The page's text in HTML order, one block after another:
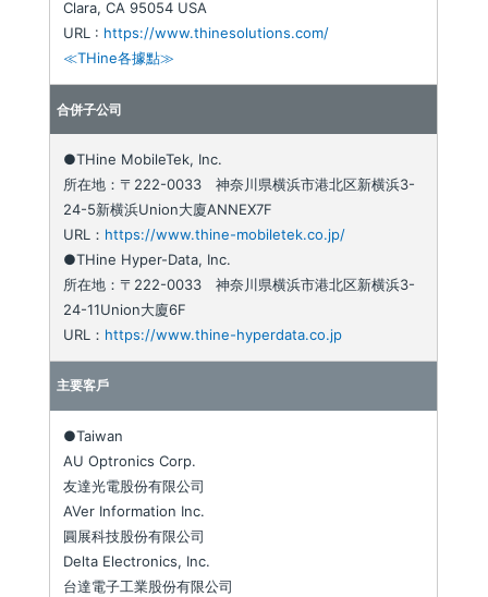
Clara, CA 95054 USA
URL : https://www.thinesolutions.com/
≪THine各據點≫
合併子公司
●THine MobileTek, Inc.
所在地：〒222-0033 神奈川県横浜市港北区新横浜3-
24-5新横浜Union大廈ANNEX7F
URL： https://www.thine-mobiletek.co.jp/
●THine Hyper-Data, Inc.
所在地：〒222-0033 神奈川県横浜市港北区新横浜3-
24-11Union大廈6F
URL： https://www.thine-hyperdata.co.jp
主要客戶
●Taiwan
AU Optronics Corp.
友達光電股份有限公司
AVer Information Inc.
圓展科技股份有限公司
Delta Electronics, Inc.
台達電子工業股份有限公司